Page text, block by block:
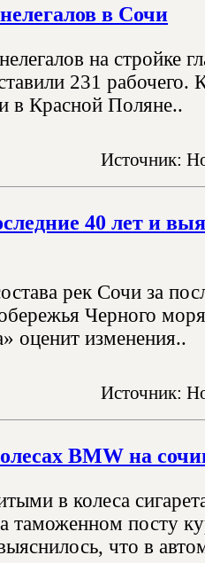
в Сочи
на стройке
231
в Красной Поляне..
Источник:
40 лет и
рек Сочи за
Черного
оценит изменения..
Источник:
BMW на
в колеса
посту
что в